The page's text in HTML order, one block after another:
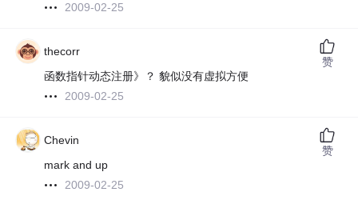
2009-02-25
thecorr
函数指针动态注册》？ 貌似没有虚拟方便
2009-02-25
赞
Chevin
mark and up
2009-02-25
赞